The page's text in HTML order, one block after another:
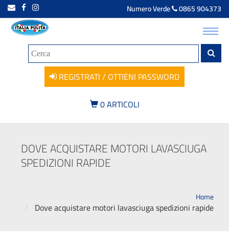
Numero Verde 0865 904373
REGISTRATI / OTTIENI PASSWORD
0ARTICOLI
DOVE ACQUISTARE MOTORI LAVASCIUGA
SPEDIZIONI RAPIDE
Home
Dove acquistare motori lavasciuga spedizioni rapide